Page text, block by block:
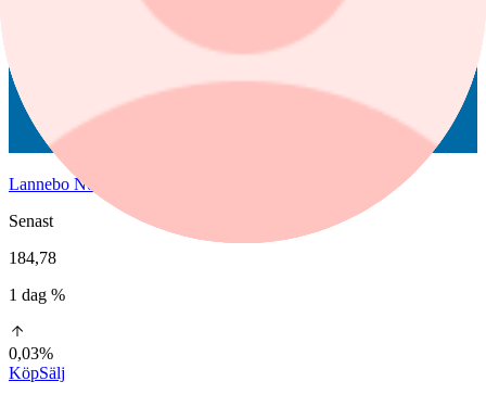
Lannebo Norden A
Senast
184,78
1 dag %
0,03%
KöpSälj